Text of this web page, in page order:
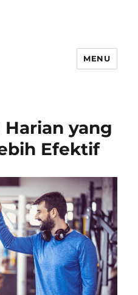
MENU
Harian yang
Efektif